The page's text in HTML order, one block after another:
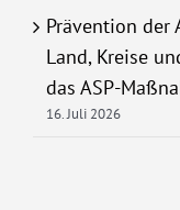
Prävention der
Land, Kreise
das ASP-
16. Juli 2026